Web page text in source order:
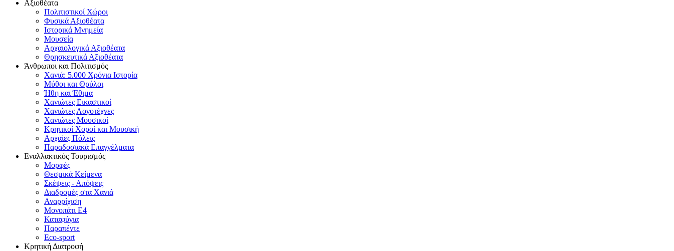
Αξιοθέατα
Πολιτιστικοί Χώροι
Φυσικά Αξιοθέατα
Ιστορικά Μνημεία
Μουσεία
Αρχαιολογικά Αξιοθέατα
Θρησκευτικά Αξιοθέατα
Άνθρωποι και Πολιτισμός
Χανιά: 5.000 Χρόνια Ιστορία
Μύθοι και Θρύλοι
Ήθη και Έθιμα
Χανιώτες Εικαστικοί
Χανιώτες Λογοτέχνες
Χανιώτες Μουσικοί
Κρητικοί Χοροί και Μουσική
Αρχαίες Πόλεις
Παραδοσιακά Επαγγέλματα
Εναλλακτικός Τουρισμός
Μορφές
Θεσμικά Κείμενα
Σκέψεις - Απόψεις
Διαδρομές στα Χανιά
Αναρρίχιση
Μονοπάτι Ε4
Καταφύγια
Παραπέντε
Eco-sport
Κρητική Διατροφή